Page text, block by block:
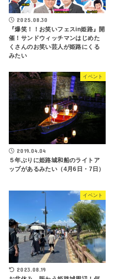
2025.08.30
『爆笑！！お笑いフェスin姫路』開
催！サンドウィッチマンはじめた
くさんのお笑い芸人が姫路にくる
みたい
イベント
2019.04.04
５年ぶりに姫路城和船のライトア
ップがあるみたい（4月6日・7日）
イベント
2023.08.19